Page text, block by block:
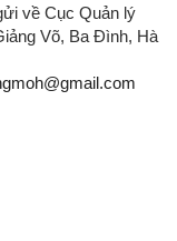
về Cục Quản lý
Võ, Ba Đình, Hà